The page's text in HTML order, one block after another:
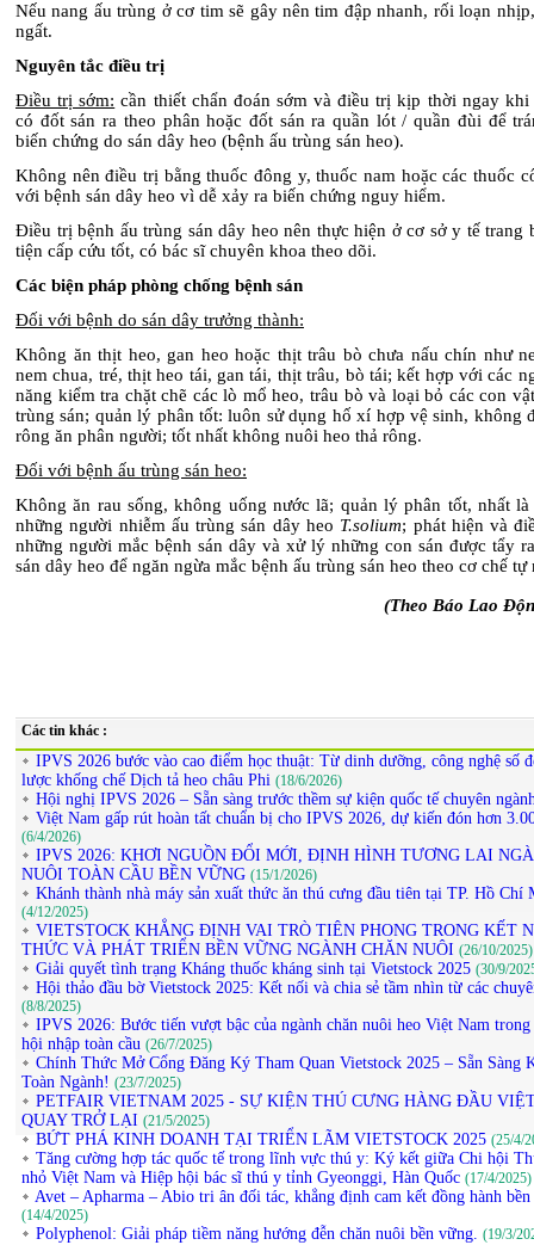
Nếu nang ấu trùng ở cơ tim sẽ gây nên tim đập nhanh, rối loạn
ngất.
Nguyên tắc điều trị
Điều trị sớm: cần thiết chẩn đoán sớm và điều trị kịp thời ngay khi
có đốt sán ra theo phân hoặc đốt sán ra quần lót / quần đùi để
biến chứng do sán dây heo (bệnh ấu trùng sán heo).
Không nên điều trị bằng thuốc đông y, thuốc nam hoặc các thuốc
với bệnh sán dây heo vì dễ xảy ra biến chứng nguy hiểm.
Điều trị bệnh ấu trùng sán dây heo nên thực hiện ở cơ sở y tế trang
tiện cấp cứu tốt, có bác sĩ chuyên khoa theo dõi.
Các biện pháp phòng chống bệnh sán
Đối với bệnh do sán dây trưởng thành:
Không ăn thịt heo, gan heo hoặc thịt trâu bò chưa nấu chín như
nem chua, tré, thịt heo tái, gan tái, thịt trâu, bò tái; kết hợp với các
năng kiểm tra chặt chẽ các lò mổ heo, trâu bò và loại bỏ các con
trùng sán; quản lý phân tốt: luôn sử dụng hố xí hợp vệ sinh, không
rông ăn phân người; tốt nhất không nuôi heo thả rông.
Đối với bệnh ấu trùng sán heo:
Không ăn rau sống, không uống nước lã; quản lý phân tốt, nhất là
những người nhiễm ấu trùng sán dây heo T.solium; phát hiện và
những người mắc bệnh sán dây và xử lý những con sán được tẩy
sán dây heo để ngăn ngừa mắc bệnh ấu trùng sán heo theo cơ chế tự
(Theo Báo Lao
Các tin khác :
IPVS 2026 bước vào cao điểm học thuật: Từ dinh dưỡng, công nghệ số
lược khống chế Dịch tả heo châu Phi (18/6/2026)
Hội nghị IPVS 2026 – Sẵn sàng trước thềm sự kiện quốc tế chuyên
Việt Nam gấp rút hoàn tất chuẩn bị cho IPVS 2026, dự kiến đón hơn
(6/4/2026)
IPVS 2026: KHƠI NGUỒN ĐỔI MỚI, ĐỊNH HÌNH TƯƠNG LAI
NUÔI TOÀN CẦU BỀN VỮNG (15/1/2026)
Khánh thành nhà máy sản xuất thức ăn thú cưng đầu tiên tại TP. Hồ Chí
(4/12/2025)
VIETSTOCK KHẲNG ĐỊNH VAI TRÒ TIÊN PHONG TRONG KẾT
THỨC VÀ PHÁT TRIỂN BỀN VỮNG NGÀNH CHĂN NUÔI (26/10/2025)
Giải quyết tình trạng Kháng thuốc kháng sinh tại Vietstock 2025 (30/9/
Hội thảo đầu bờ Vietstock 2025: Kết nối và chia sẻ tầm nhìn từ các
(8/8/2025)
IPVS 2026: Bước tiến vượt bậc của ngành chăn nuôi heo Việt Nam
hội nhập toàn cầu (26/7/2025)
Chính Thức Mở Cổng Đăng Ký Tham Quan Vietstock 2025 – Sẵn Sàng
Toàn Ngành! (23/7/2025)
PETFAIR VIETNAM 2025 - SỰ KIỆN THÚ CƯNG HÀNG ĐẦU
QUAY TRỞ LẠI (21/5/2025)
BỨT PHÁ KINH DOANH TẠI TRIỂN LÃM VIETSTOCK 2025 (25/4/
Tăng cường hợp tác quốc tế trong lĩnh vực thú y: Ký kết giữa Chi hội
nhỏ Việt Nam và Hiệp hội bác sĩ thú y tỉnh Gyeonggi, Hàn Quốc (17/4/2025)
Avet – Apharma – Abio tri ân đối tác, khẳng định cam kết đồng hành
(14/4/2025)
Polyphenol: Giải pháp tiềm năng hướng đễn chăn nuôi bền vững. (19/3/